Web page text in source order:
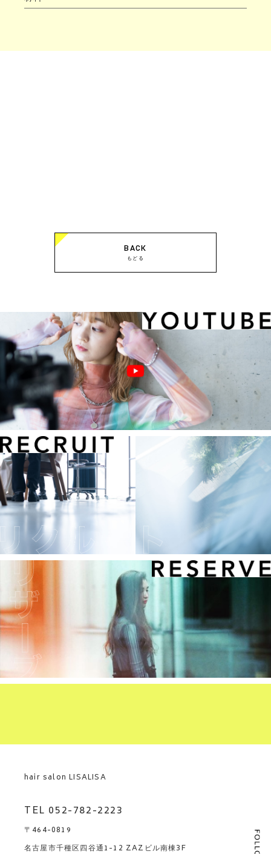
BACK
もどる
hair salon LISALISA
TEL 052-782-2223
〒464-0819
名古屋市千種区四谷通1-12 ZAZビル南棟3F